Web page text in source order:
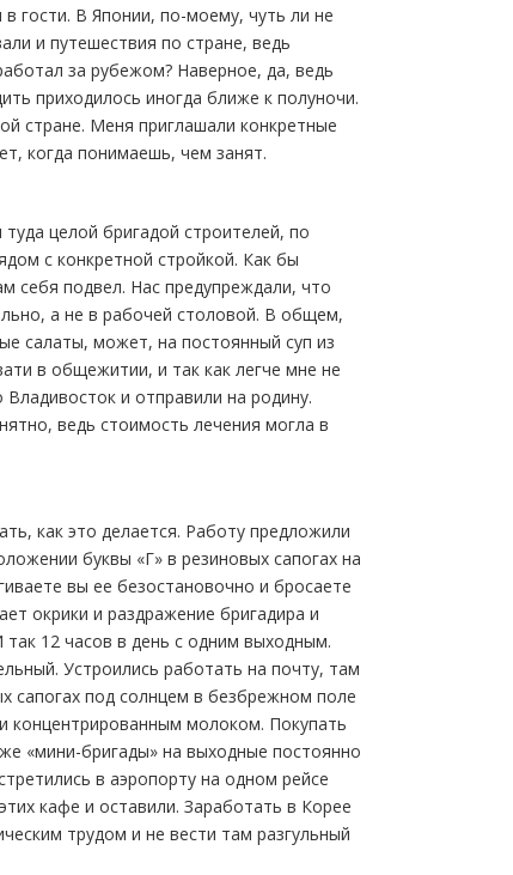
гости. В Японии, по-моему, чуть ли не
и путешествия по стране, ведь
за рубежом? Наверное, да, ведь
приходилось иногда ближе к полуночи.
стране. Меня приглашали конкретные
когда понимаешь, чем занят.
целой бригадой строителей, по
с конкретной стройкой. Как бы
себя подвел. Нас предупреждали, что
а не в рабочей столовой. В общем,
салаты, может, на постоянный суп из
в общежитии, и так как легче мне не
и отправили на родину.
ведь стоимость лечения могла в
как это делается. Работу предложили
буквы «Г» в резиновых сапогах на
вы ее безостановочно и бросаете
окрики и раздражение бригадира и
12 часов в день с одним выходным.
Устроились работать на почту, там
сапогах под солнцем в безбрежном поле
концентрированным молоком. Покупать
«мини-бригады» на выходные постоянно
в аэропорту на одном рейсе
кафе и оставили. Заработать в Корее
трудом и не вести там разгульный